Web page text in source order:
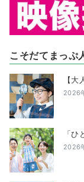
こそだてまっぷ
【
2026
「
2026